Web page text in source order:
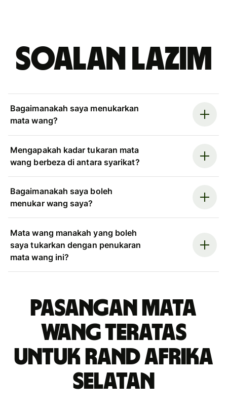
Soalan Lazim
Bagaimanakah saya menukarkan
mata wang?
Mengapakah kadar tukaran mata
wang berbeza di antara syarikat?
Bagaimanakah saya boleh
menukar wang saya?
Mata wang manakah yang boleh
saya tukarkan dengan penukaran
mata wang ini?
Pasangan mata
wang teratas
untuk rand Afrika
Selatan